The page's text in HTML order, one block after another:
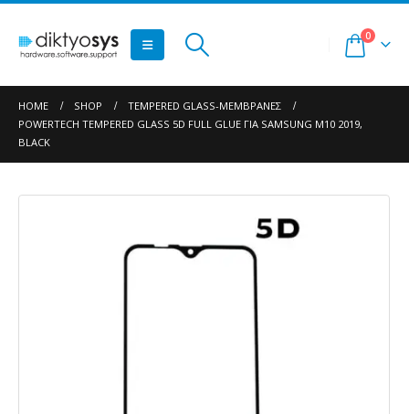
0
HOME SHOP
TEMPERED GLASS-ΜΕΜΒΡΆΝΕΣ
POWERTECH TEMPERED GLASS 5D FULL GLUE ΓΙΑ SAMSUNG M10 2019,
BLACK